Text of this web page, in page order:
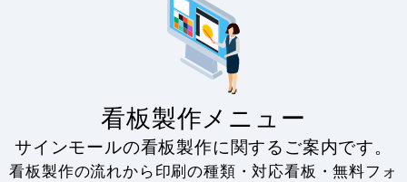
看板製作メニュー
サインモールの看板製作に関するご案内です。
看板製作の流れから印刷の種類・対応看板・無料フォ